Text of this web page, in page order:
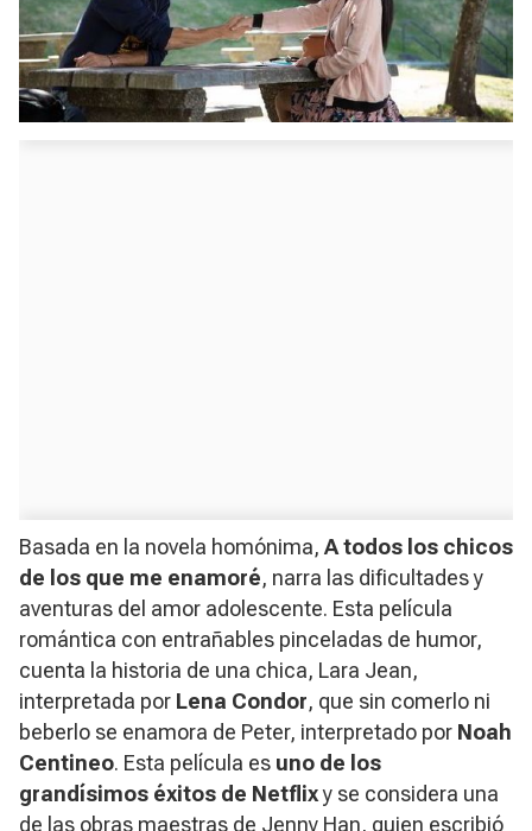
Basada en la novela homónima, A todos los chicos
de los que me enamoré, narra las dificultades y
aventuras del amor adolescente. Esta película
romántica con entrañables pinceladas de humor,
cuenta la historia de una chica, Lara Jean,
interpretada por Lena Condor, que sin comerlo ni
beberlo se enamora de Peter, interpretado por Noah
Centineo. Esta película es uno de los
grandísimos éxitos de Netflixy se considera una
de las obras maestras de Jenny Han, quien escribió